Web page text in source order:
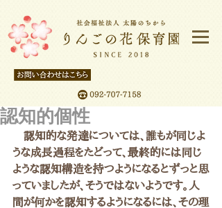
認知的個性
認知的な発達については、誰もが同じよ
うな成長過程をたどって、最終的には同じ
ような認知構造を持つようになるとずっと思
っていましたが、そうではないようです。人
間が何かを認知するようになるには、その理